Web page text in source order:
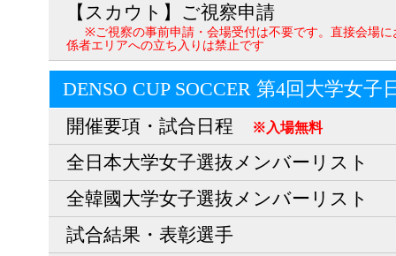
【スカウト】ご視察申請
※ご視察の事前申請・会場受付は不要です。直接会場
係者エリアへの立ち入りは禁止です
DENSO CUP SOCCER 第4回大学女子
開催要項・試合日程 ※入場無料
全日本大学女子選抜メンバーリスト
全韓國大学女子選抜メンバーリスト
試合結果・表彰選手